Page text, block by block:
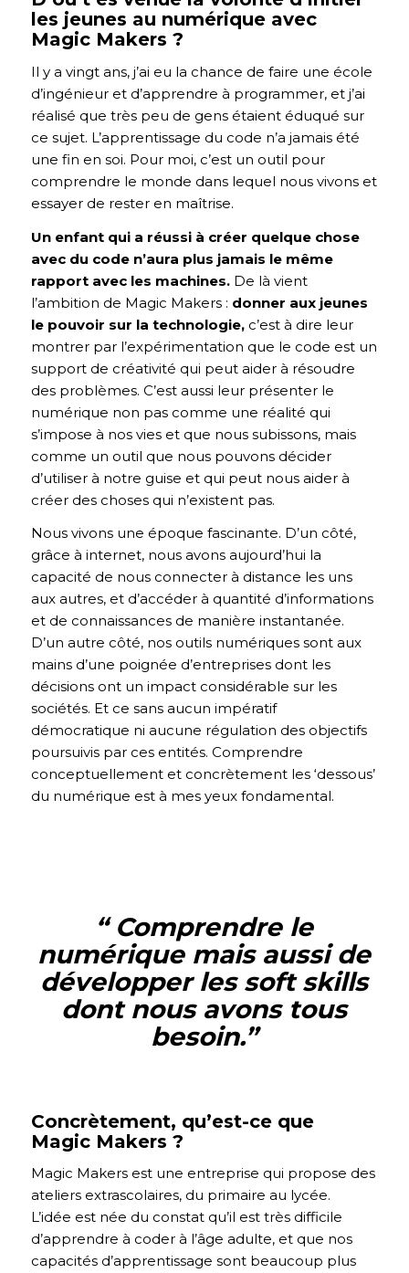
les jeunes au numérique avec
Magic Makers ?
Il y a vingt ans, j’ai eu la chance de faire une école
d’ingénieur et d’apprendre à programmer, et j’ai
réalisé que très peu de gens étaient éduqué sur
ce sujet. L’apprentissage du code n’a jamais été
une fin en soi. Pour moi, c’est un outil pour
comprendre le monde dans lequel nous vivons et
essayer de rester en maîtrise.
Un enfant qui a réussi à créer quelque chose
avec du code n’aura plus jamais le même
rapport avec les machines. De là vient
l’ambition de Magic Makers : donner aux jeunes
le pouvoir sur la technologie, c’est à dire leur
montrer par l’expérimentation que le code est un
support de créativité qui peut aider à résoudre
des problèmes. C’est aussi leur présenter le
numérique non pas comme une réalité qui
s’impose à nos vies et que nous subissons, mais
comme un outil que nous pouvons décider
d’utiliser à notre guise et qui peut nous aider à
créer des choses qui n’existent pas.
Nous vivons une époque fascinante. D’un côté,
grâce à internet, nous avons aujourd’hui la
capacité de nous connecter à distance les uns
aux autres, et d’accéder à quantité d’informations
et de connaissances de manière instantanée.
D’un autre côté, nos outils numériques sont aux
mains d’une poignée d’entreprises dont les
décisions ont un impact considérable sur les
sociétés. Et ce sans aucun impératif
démocratique ni aucune régulation des objectifs
poursuivis par ces entités. Comprendre
conceptuellement et concrètement les ‘dessous’
du numérique est à mes yeux fondamental.
“ Comprendre le
numérique mais aussi de
développer les soft skills
dont nous avons tous
besoin.”
Concrètement, qu’est-ce que
Magic Makers ?
Magic Makers est une entreprise qui propose des
ateliers extrascolaires, du primaire au lycée.
L’idée est née du constat qu’il est très difficile
d’apprendre à coder à l’âge adulte, et que nos
capacités d’apprentissage sont beaucoup plus